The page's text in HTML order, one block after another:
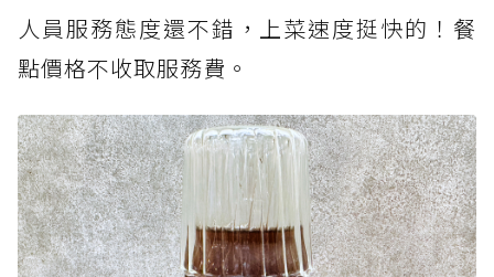
人員服務態度還不錯，上菜速度挺快的！餐
點價格不收取服務費。